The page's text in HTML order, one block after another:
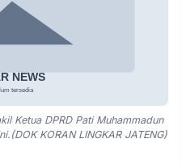
Ketua DPRD Pati Muhammadun
KORAN LINGKAR JATENG)